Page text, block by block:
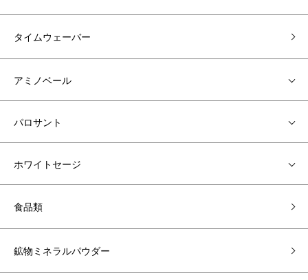
タイムウェーバー
アミノベール
パロサント
ホワイトセージ
食品類
鉱物ミネラルパウダー